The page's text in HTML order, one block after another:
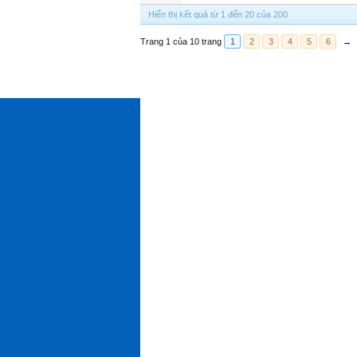
Hiển thị kết quả từ 1 đến 20 của 200
Trang 1 của 10 trang 1 2 3 4 5 6 →